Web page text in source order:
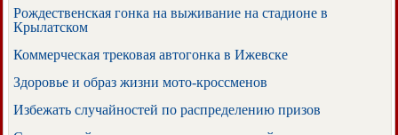
Рождественская гонка на выживание на стадионе в
Крылатском
Коммерческая трековая автогонка в Ижевске
Здоровье и образ жизни мото-кроссменов
Избежать случайностей по распределению призов